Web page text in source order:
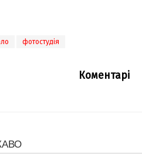
фотостудія
Коментарі